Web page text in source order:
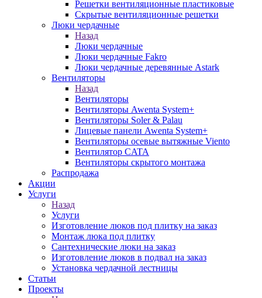
Решетки вентиляционные пластиковые
Скрытые вентиляционные решетки
Люки чердачные
Назад
Люки чердачные
Люки чердачные Fakro
Люки чердачные деревянные Astark
Вентиляторы
Назад
Вентиляторы
Вентиляторы Awenta System+
Вентиляторы Soler & Palau
Лицевые панели Awenta System+
Вентиляторы осевые вытяжные Viento
Вентилятор CATA
Вентиляторы скрытого монтажа
Распродажа
Акции
Услуги
Назад
Услуги
Изготовление люков под плитку на заказ
Монтаж люка под плитку
Сантехнические люки на заказ
Изготовление люков в подвал на заказ
Установка чердачной лестницы
Статьи
Проекты